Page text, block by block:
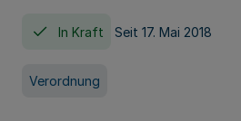
In Kraft Seit 17. Mai 2018
Verordnung